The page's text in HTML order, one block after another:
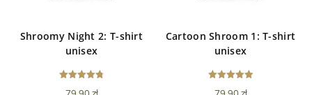
Shroomy Night 2: T-shirt
unisex
Cartoon Shroom 1: T-shirt
unisex